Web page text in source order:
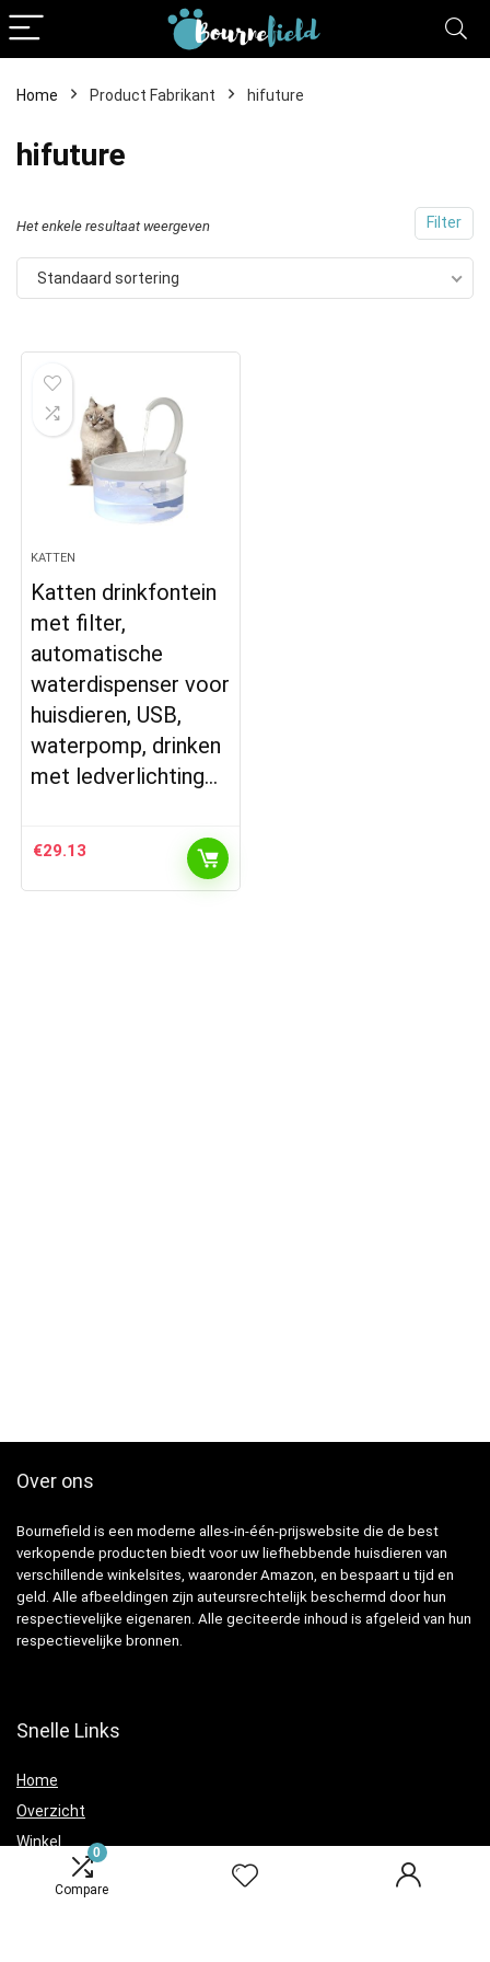
0
Compare
Home Product Fabrikant hifuture
hifuture
Filter
Het enkele resultaat weergeven
Standaard sortering
KATTEN
Katten drinkfontein
met filter,
automatische
waterdispenser voor
huisdieren, USB,
waterpomp, drinken
met ledverlichting…
€29.13
Over ons
Bournefield is een moderne alles-in-één-prijswebsite die de best
verkopende producten biedt voor uw liefhebbende huisdieren van
verschillende winkelsites, waaronder Amazon, en bespaart u tijd en
geld. Alle afbeeldingen zijn auteursrechtelijk beschermd door hun
respectievelijke eigenaren. Alle geciteerde inhoud is afgeleid van hun
respectievelijke bronnen.
Snelle Links
Home
Overzicht
Winkel